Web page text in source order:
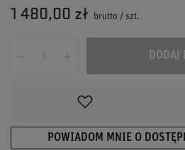
1 480,00 zł brutto / szt.
DODAJ
POWIADOM MNIE O